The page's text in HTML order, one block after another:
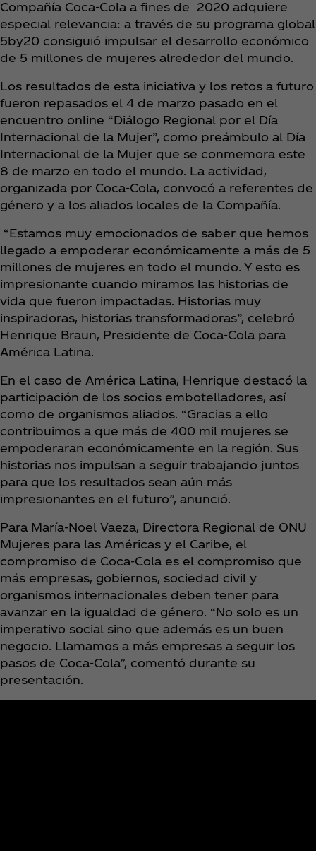
Compañía Coca‑Cola a fines de 2020 adquiere
especial relevancia: a través de su programa global
5by20 consiguió impulsar el desarrollo económico
de 5 millones de mujeres alrededor del mundo.
Los resultados de esta iniciativa y los retos a futuro
fueron repasados el 4 de marzo pasado en el
encuentro online “Diálogo Regional por el Día
Internacional de la Mujer”, como preámbulo al Día
Internacional de la Mujer que se conmemora este
8 de marzo en todo el mundo. La actividad,
organizada por Coca‑Cola, convocó a referentes de
género y a los aliados locales de la Compañía.
“Estamos muy emocionados de saber que hemos
llegado a empoderar económicamente a más de 5
millones de mujeres en todo el mundo. Y esto es
impresionante cuando miramos las historias de
vida que fueron impactadas. Historias muy
inspiradoras, historias transformadoras”, celebró
Henrique Braun, Presidente de Coca‑Cola para
América Latina.
En el caso de América Latina, Henrique destacó la
participación de los socios embotelladores, así
como de organismos aliados. “Gracias a ello
contribuimos a que más de 400 mil mujeres se
empoderaran económicamente en la región. Sus
historias nos impulsan a seguir trabajando juntos
para que los resultados sean aún más
impresionantes en el futuro”, anunció.
Para María-Noel Vaeza, Directora Regional de ONU
Mujeres para las Américas y el Caribe, el
compromiso de Coca‑Cola es el compromiso que
más empresas, gobiernos, sociedad civil y
organismos internacionales deben tener para
avanzar en la igualdad de género. “No solo es un
imperativo social sino que además es un buen
negocio. Llamamos a más empresas a seguir los
pasos de Coca‑Cola”, comentó durante su
presentación.